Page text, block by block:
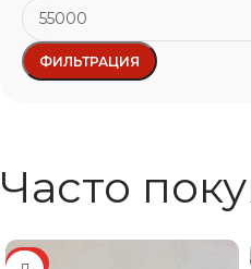
ФИЛЬТРАЦИЯ
Часто
ХИТ